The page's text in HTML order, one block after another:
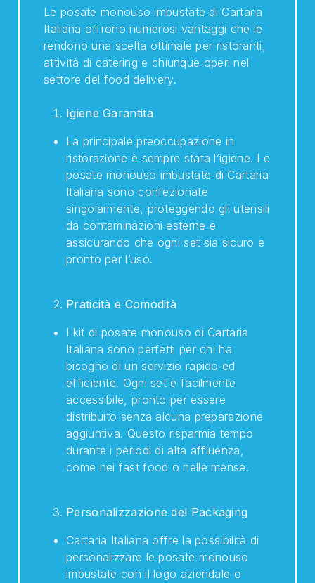
Le posate monouso imbustate di Cartaria
Italiana offrono numerosi vantaggi che le
rendono una scelta ottimale per ristoranti,
attività di catering e chiunque operi nel
settore del food delivery.
Igiene Garantita
La principale preoccupazione in
ristorazione è sempre stata l’igiene. Le
posate monouso imbustate di Cartaria
Italiana sono confezionate
singolarmente, proteggendo gli utensili
da contaminazioni esterne e
assicurando che ogni set sia sicuro e
pronto per l’uso.
Praticità e Comodità
I kit di posate monouso di Cartaria
Italiana sono perfetti per chi ha
bisogno di un servizio rapido ed
efficiente. Ogni set è facilmente
accessibile, pronto per essere
distribuito senza alcuna preparazione
aggiuntiva. Questo risparmia tempo
durante i periodi di alta affluenza,
come nei fast food o nelle mense.
Personalizzazione del Packaging
Cartaria Italiana offre la possibilità di
personalizzare le posate monouso
imbustate con il logo aziendale o